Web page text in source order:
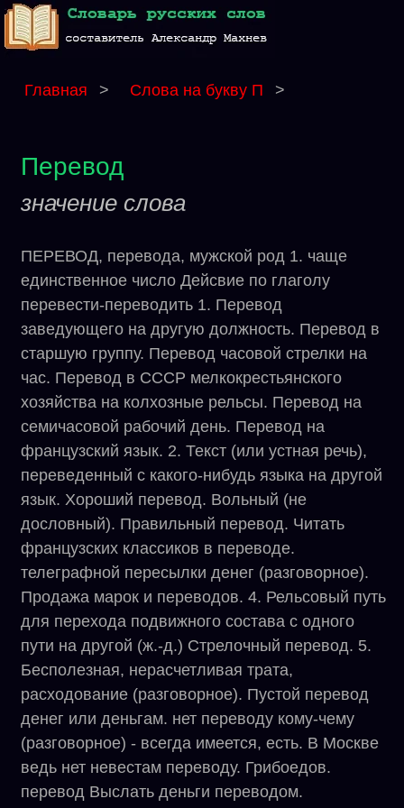
Главная > Слова на букву П >
Перевод
значение слова
ПЕРЕВОД, перевода, мужской род 1. чаще
единственное число Дейсвие по глаголу
перевести-переводить 1. Перевод
заведующего на другую должность. Перевод в
старшую группу. Перевод часовой стрелки на
час. Перевод в СССР мелкокрестьянского
хозяйства на колхозные рельсы. Перевод на
семичасовой рабочий день. Перевод на
французский язык. 2. Текст (или устная речь),
переведенный с какого-нибудь языка на другой
язык. Хороший перевод. Вольный (не
дословный). Правильный перевод. Читать
французских классиков в переводе.
телеграфной пересылки денег (разговорное).
Продажа марок и переводов. 4. Рельсовый путь
для перехода подвижного состава с одного
пути на другой (ж.-д.) Стрелочный перевод. 5.
Бесполезная, нерасчетливая трата,
расходование (разговорное). Пустой перевод
денег или деньгам. нет переводу кому-чему
(разговорное) - всегда имеется, есть. В Москве
ведь нет невестам переводу. Грибоедов.
перевод Выслать деньги переводом.